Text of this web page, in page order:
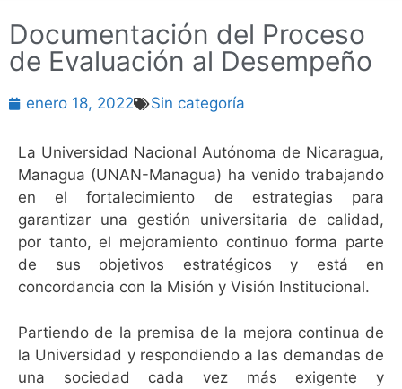
Documentación del Proceso
de Evaluación al Desempeño
enero 18, 2022 Sin categoría
La Universidad Nacional Autónoma de Nicaragua,
Managua (UNAN-Managua) ha venido trabajando
en el fortalecimiento de estrategias para
garantizar una gestión universitaria de calidad,
por tanto, el mejoramiento continuo forma parte
de sus objetivos estratégicos y está en
concordancia con la Misión y Visión Institucional.
Partiendo de la premisa de la mejora continua de
la Universidad y respondiendo a las demandas de
una sociedad cada vez más exigente y